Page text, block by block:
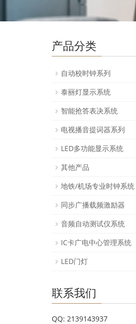
产品分类
自动校时钟系列
泰丽灯显示系统
智能抢答表决系统
电视播音提词器系列
LED多功能显示系统
其他产品
地铁/机场专业时钟系统
同步广播载频激励器
音频自动测试仪系统
IC卡广电中心管理系统
LED门灯
联系我们
QQ: 2139143937